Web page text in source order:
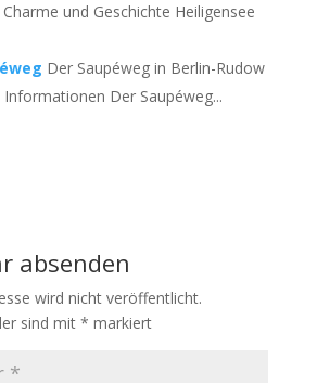
und Geschichte Heiligensee
Der Saupéweg in Berlin-Rudow
Der Saupéweg...
absenden
wird nicht veröffentlicht.
sind mit * markiert